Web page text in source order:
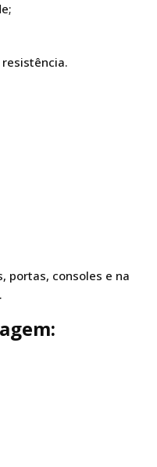
portas, consoles e na